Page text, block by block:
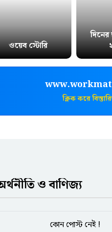
ওয়েব স্টোরি
ক্লিক করে
ও বাণিজ্য
কোন পোস্ট নেই !